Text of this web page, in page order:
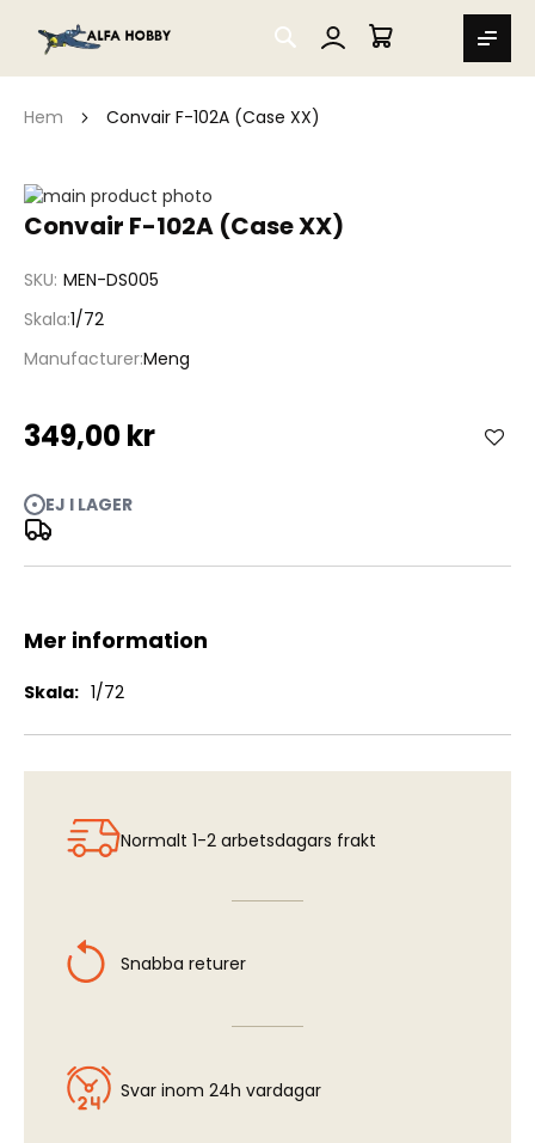
SEARCH
MIN VARUKORG
Hem Convair F-102A (Case XX)
Convair F-102A (Case XX)
SKU MEN-DS005
Skala 1/72
ManufacturerMeng
349,00 kr
EJ I LAGER
Hoppa
till
bildgalleriet
Hoppa
av
bildgalleriet
Mer information
Mer
1/72
Normalt 1-2 arbetsdagars frakt
Snabba returer
Svar inom 24h vardagar